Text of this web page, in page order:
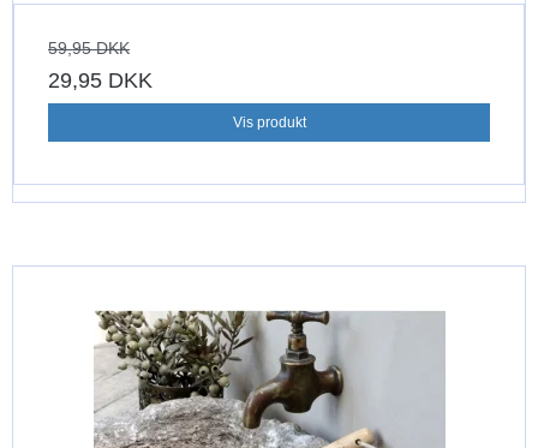
59,95 DKK
29,95 DKK
Vis produkt